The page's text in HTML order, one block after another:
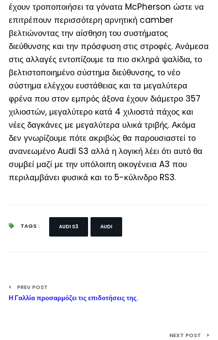
έχουν τροποποιήσει τα γόνατα McPherson ώστε να
επιτρέπουν περισσότερη αρνητική camber
βελτιώνοντας την αίσθηση του συστήματος
διεύθυνσης και την πρόσφυση στις στροφές. Ανάμεσα
στις αλλαγές εντοπίζουμε τα πιο σκληρά ψαλίδια, το
βελτιστοποιημένο σύστημα διεύθυνσης, το νέο
σύστημα ελέγχου ευστάθειας και τα μεγαλύτερα
φρένα που στον εμπρός άξονα έχουν διάμετρο 357
χιλιοστών, μεγαλύτερο κατά 4 χιλιοστά πάχος και
νέες δαγκάνες με μεγαλύτερα υλικά τριβής. Ακόμα
δεν γνωρίζουμε πότε ακριβώς θα παρουσιαστεί το
ανανεωμένο Audi S3 αλλά η λογική λέει ότι αυτό θα
συμβεί μαζί με την υπόλοιπη οικογένεια A3 που
περιλαμβάνει φυσικά και το 5-κύλινδρο RS3.
TAGS : AUDI S3 AUDI
PREV POST
Η Γαλλία προσαρμόζει τις επιδοτήσεις της.
NEXT POST